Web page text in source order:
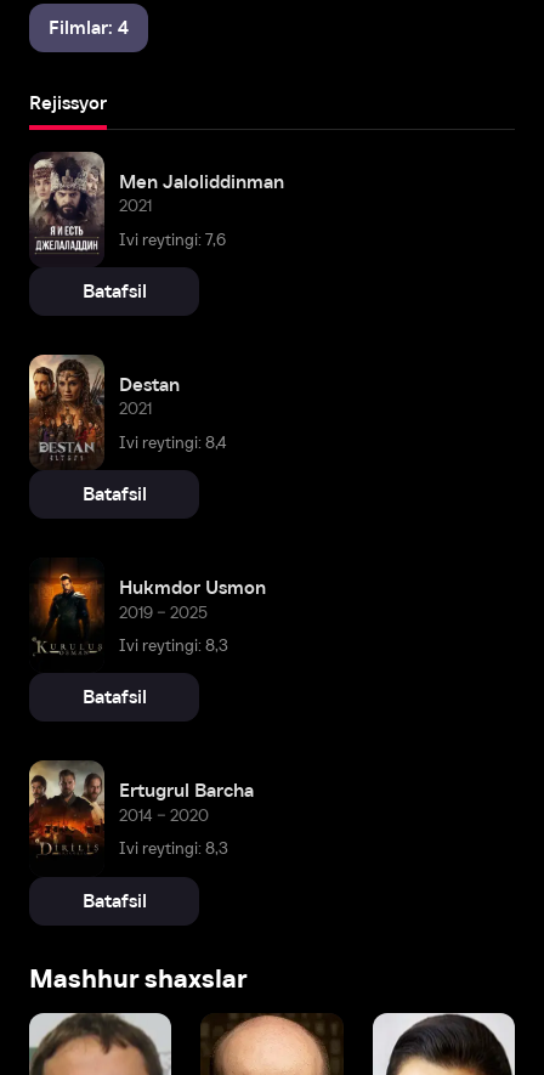
Filmlar: 4
Rejissyor
Men Jaloliddinman
2021
Ivi reytingi: 7,6
Batafsil
Destan
2021
Ivi reytingi: 8,4
Batafsil
Hukmdor Usmon
2019 – 2025
Ivi reytingi: 8,3
Batafsil
Ertugrul Barcha
2014 – 2020
Ivi reytingi: 8,3
Batafsil
Mashhur shaxslar